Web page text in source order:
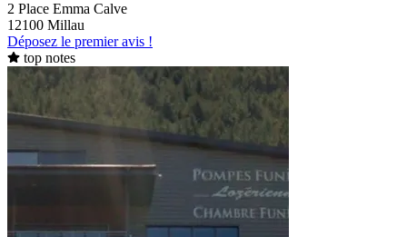
2 Place Emma Calve
12100 Millau
Déposez le premier avis !
top notes